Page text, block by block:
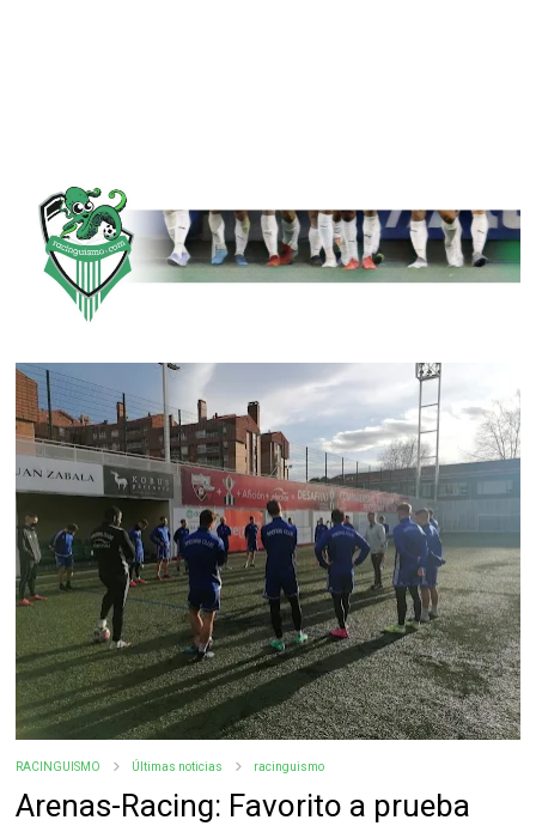
RACINGUISMO Últimas noticias racinguismo
Arenas-Racing: Favorito a prueba